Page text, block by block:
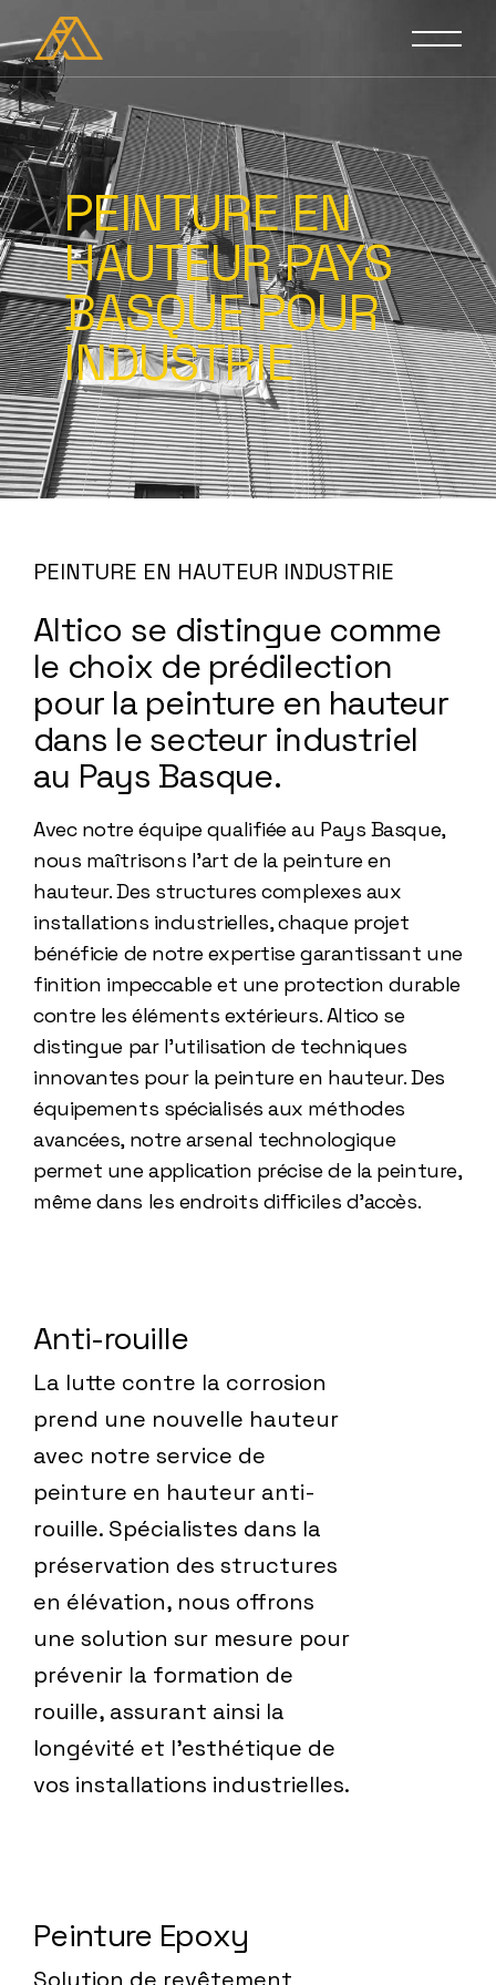
PEINTURE EN
HAUTEUR PAYS
BASQUE POUR
INDUSTRIE
PEINTURE EN HAUTEUR INDUSTRIE
Altico se distingue comme
le choix de prédilection
pour la peinture en hauteur
dans le secteur industriel
au Pays Basque.
Avec notre équipe qualifiée au Pays Basque,
nous maîtrisons l'art de la peinture en
hauteur. Des structures complexes aux
installations industrielles, chaque projet
bénéficie de notre expertise garantissant une
finition impeccable et une protection durable
contre les éléments extérieurs. Altico se
distingue par l'utilisation de techniques
innovantes pour la peinture en hauteur. Des
équipements spécialisés aux méthodes
avancées, notre arsenal technologique
permet une application précise de la peinture,
même dans les endroits difficiles d'accès.
Anti-rouille
La lutte contre la corrosion
prend une nouvelle hauteur
avec notre service de
peinture en hauteur anti-
rouille. Spécialistes dans la
préservation des structures
en élévation, nous offrons
une solution sur mesure pour
prévenir la formation de
rouille, assurant ainsi la
longévité et l'esthétique de
vos installations industrielles.
Peinture Epoxy